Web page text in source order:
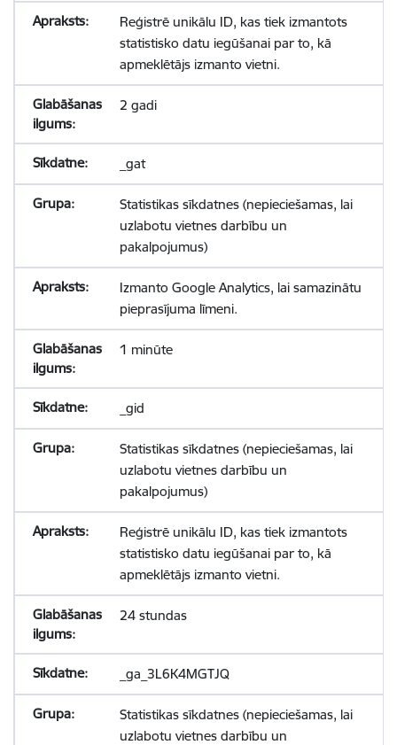
Reģistrē unikālu ID, kas tiek izmantots
statistisko datu iegūšanai par to, kā
apmeklētājs izmanto vietni.
2 gadi
_gat
Statistikas sīkdatnes (nepieciešamas, lai
uzlabotu vietnes darbību un
pakalpojumus)
Izmanto Google Analytics, lai samazinātu
pieprasījuma līmeni.
1 minūte
_gid
Statistikas sīkdatnes (nepieciešamas, lai
uzlabotu vietnes darbību un
pakalpojumus)
Reģistrē unikālu ID, kas tiek izmantots
statistisko datu iegūšanai par to, kā
apmeklētājs izmanto vietni.
24 stundas
_ga_3L6K4MGTJQ
Statistikas sīkdatnes (nepieciešamas, lai
uzlabotu vietnes darbību un